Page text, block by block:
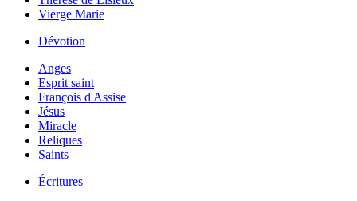
Vierge Marie
Dévotion
Anges
Esprit saint
François d'Assise
Jésus
Miracle
Reliques
Saints
Écritures